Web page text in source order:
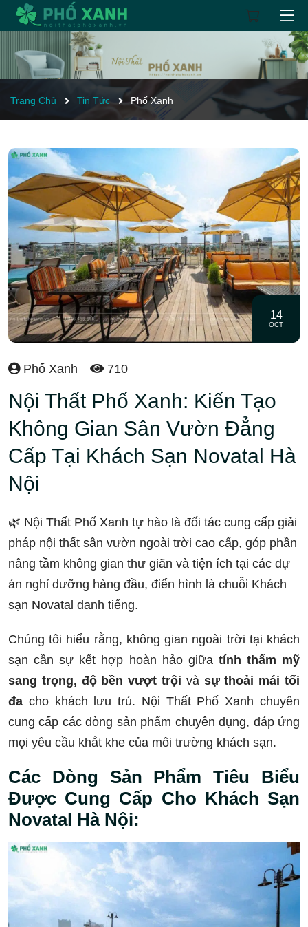
Trang Chủ Tin Tức Phố Xanh
14
OCT
Phố Xanh 710
Nội Thất Phố Xanh: Kiến Tạo
Không Gian Sân Vườn Đẳng
Cấp Tại Khách Sạn Novatal Hà
Nội
🌿 Nội Thất Phố Xanh tự hào là đối tác cung cấp giải
pháp nội thất sân vườn ngoài trời cao cấp, góp phần
nâng tầm không gian thư giãn và tiện ích tại các dự
án nghỉ dưỡng hàng đầu, điển hình là chuỗi Khách
sạn Novatal danh tiếng.
Chúng tôi hiểu rằng, không gian ngoài trời tại khách
sạn cần sự kết hợp hoàn hảo giữa tính thẩm mỹ
sang trọng, độ bền vượt trội và sự thoải mái tối
đa cho khách lưu trú. Nội Thất Phố Xanh chuyên
cung cấp các dòng sản phẩm chuyên dụng, đáp ứng
mọi yêu cầu khắt khe của môi trường khách sạn.
Các Dòng Sản Phẩm Tiêu Biểu
Được Cung Cấp Cho Khách Sạn
Novatal Hà Nội: